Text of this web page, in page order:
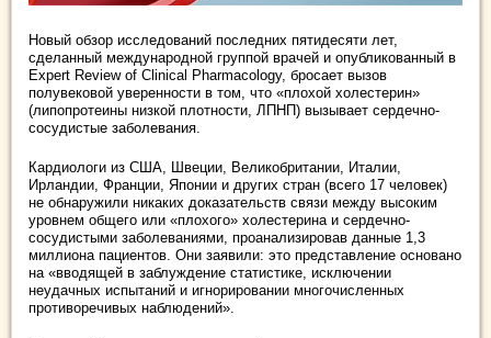
Новый обзор исследований последних пятидесяти лет,
сделанный международной группой врачей и опубликованный в
Expert Review of Clinical Pharmacology, бросает вызов
полувековой уверенности в том, что «плохой холестерин»
(липопротеины низкой плотности, ЛПНП) вызывает сердечно-
сосудистые заболевания.
Кардиологи из США, Швеции, Великобритании, Италии,
Ирландии, Франции, Японии и других стран (всего 17 человек)
не обнаружили никаких доказательств связи между высоким
уровнем общего или «плохого» холестерина и сердечно-
сосудистыми заболеваниями, проанализировав данные 1,3
миллиона пациентов. Они заявили: это представление основано
на «вводящей в заблуждение статистике, исключении
неудачных испытаний и игнорировании многочисленных
противоречивых наблюдений».